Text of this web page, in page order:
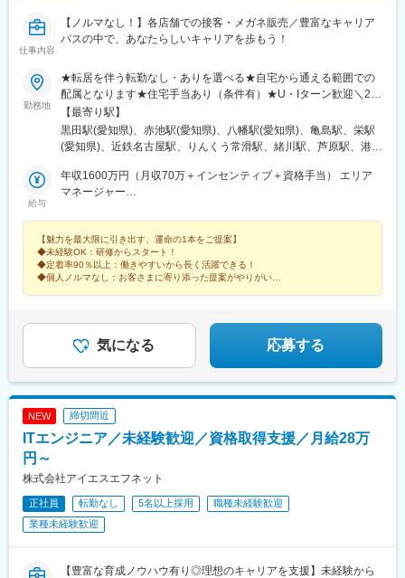
仕事内容
【ノルマなし！】各店舗での接客・メガネ販売／豊富なキャリア
パスの中で、あなたらしいキャリアを歩もう！
勤務地
★転居を伴う転勤なし・ありを選べる★自宅から通える範囲での
配属となります★住宅手当あり（条件有）★U・Iターン歓迎＼26
年下期オープン！／イオンモール伊達店（福島県）西武飯能ぺぺ
店（埼玉県） ＼積極募集中店舗／新宿東口店、有楽町マルイ店、
渋谷ロフト店 他東京都内37店舗名古屋ゲートウォーク店、イオ
んばCITY店 他大阪府内15店舗＼エリアマネージャーが語る各エ
リアの魅力／★20代の若いスタッフが中心で、年齢が近いため和
流が盛んです！ （関東エリア）＜募集店舗一覧＞■東北秋田、福
島■関東東京、神奈川、千葉、埼玉、茨城、栃木■中部静岡、愛
知、岐阜、三重■北陸石川、富山、新潟■関西大阪、兵庫■中国・
四国岡山、島根■九州福岡、宮崎、長崎、佐賀、熊本、大分、鹿児
【最寄り駅】
黒田駅(愛知県)、赤池駅(愛知県)、八幡駅(愛知県)、亀島駅、栄駅
(愛知県)、近鉄名古屋駅、りんくう常滑駅、緒川駅、芦原駅、港区
中駅、上前津駅、ひたち野うしく駅、水戸駅、東海駅、岡山駅、
球場前駅(岡山県)、新加納駅、美濃青柳駅、土岐市駅、モレラ岐阜
馬総社駅、佐賀駅、虹ノ松原駅、浦和駅、さいたま新都心駅、大
宮駅(埼玉県)、浦和美園駅、南浦和駅、藤の牛島駅、小手指駅、所
沢駅、志木駅、ふかや花園駅、西川口駅、越谷レイクタウン駅、
北戸田駅、戸田公園駅、新三郷駅、朝霞駅、武蔵藤沢駅、鶴瀬
鹿児島中央駅前駅、羽後本荘駅、亀田駅、伊勢原駅、新綱島駅、
横浜駅、たまプラーザ駅、ゆめが丘駅、京急鶴見駅、鴨居駅、海
老名駅(相鉄・小田急)、大船駅、平塚駅、汐入駅、みなとみらい
駅、自動車学校前駅、野町駅、野々市駅(ＩＲいしかわ鉄道線)、宇
野気駅、森本駅、良川駅、小松駅、千葉ニュータウン中央駅、南
酒々井駅、新津田沼駅、成田駅、京成千葉駅、稲毛海岸駅、幕張
駅、新浦安駅、地区センター駅、ちはら台駅、木更津駅、宇野辺
駅、りんくうタウン駅、なんば駅(南海線)、長原駅(大阪府)、高槻
駅、忍ケ丘駅、大日駅、河内天美駅、大阪難波駅、近鉄日本橋
駅、大阪梅田駅(阪急線)、大阪駅、近鉄八尾駅、和泉中央駅、滝尾
駅、大分駅、長崎駅(長崎県)、大塔駅、大村駅(長崎県)、出雲市
駅、明治神宮前駅、渋谷駅、飯田橋駅、有楽町駅、京成上野駅、
給与
年収1600万円（月収70万＋インセンティブ＋資格手当） エリア
マネージャー
社歴5年
【魅力を最大限に引き出す、運命の1本をご提案】
◆未経験OK：研修からスタート！
◆定着率90％以上：働きやすいから長く活躍できる！
◆個人ノルマなし：お客さまに寄り添った提案がやりがいに
気になる 応募する
NEW 締切間近
ITエンジニア／未経験歓迎／資格取得支援／月給28万
円～
株式会社アイエスエフネット
正社員 転勤なし 5名以上採用
職種未経験歓迎
業種未経験歓迎
【豊富な育成ノウハウ有り◎理想のキャリアを支援】未経験から